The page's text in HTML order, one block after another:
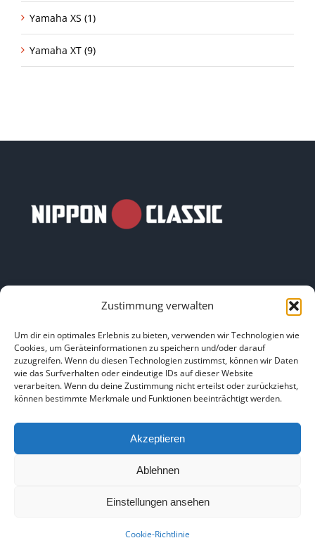
Zustimmung verwalten
Um dir ein optimales Erlebnis zu bieten, verwenden wir Technologien wie
Cookies, um Geräteinformationen zu speichern und/oder darauf
zuzugreifen. Wenn du diesen Technologien zustimmst, können wir Daten
wie das Surfverhalten oder eindeutige IDs auf dieser Website
verarbeiten. Wenn du deine Zustimmung nicht erteilst oder zurückziehst,
können bestimmte Merkmale und Funktionen beeinträchtigt werden.
Akzeptieren
Ablehnen
Einstellungen ansehen
Cookie-Richtlinie
Yamaha XS (1)
Yamaha XT (9)
HOME|ÜBER UNS|IMPRESSUM |DATENSCHUTZ
BILDNACHWEISE
Copyright 2025